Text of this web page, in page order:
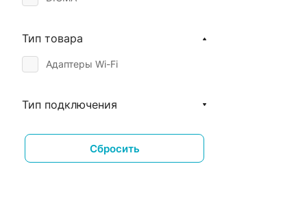
Тип товара
Адаптеры Wi-Fi
Тип подключения
Сбросить